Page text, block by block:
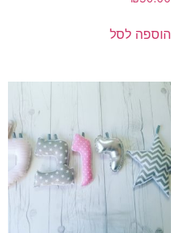
הוספה לסל